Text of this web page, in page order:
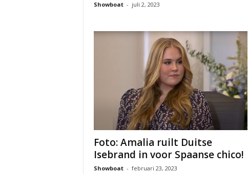
Showboat - juli 2, 2023
Foto: Amalia ruilt Duitse
Isebrand in voor Spaanse chico!
Showboat - februari 23, 2023